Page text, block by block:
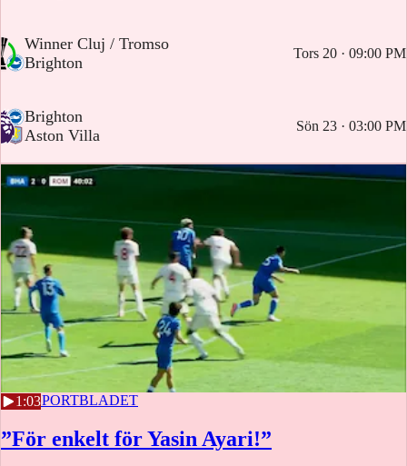
-
Winner Cluj / Tromso
-
Brighton
Tors 20 · 09:00 PM
-
Brighton
-
Aston Villa
Sön 23 · 03:00 PM
1:03
17.58SPORTBLADET
”För enkelt för Yasin Ayari!”